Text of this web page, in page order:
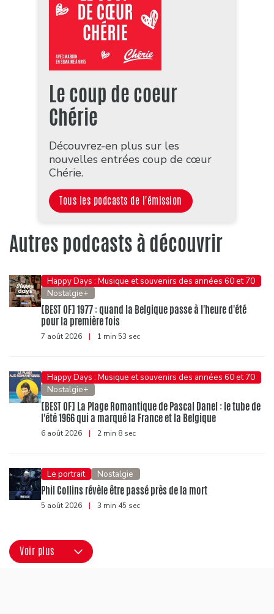
Le coup de coeur
Chérie
Découvrez-en plus sur les
nouvelles entrées coup de cœur
Chérie.
Tous les podcasts de l'émission
Autres podcasts à découvrir
Happy Days : Musique et souvenirs des années 60 et 70
Nostalgie+
[BEST OF] 1977 : quand la Belgique passe à l'heure d'été
pour la première fois
7 août 2026 | 1 min 53 sec
Happy Days : Musique et souvenirs des années 60 et 70
Nostalgie+
[BEST OF] La Plage Romantique de Pascal Danel : le tube de
l'été 1966 qui a marqué la France et la Belgique
6 août 2026 | 2 min 8 sec
Le portrait Nostalgie
Phil Collins révèle être passé près de la mort
5 août 2026 | 3 min 45 sec
Voir plus